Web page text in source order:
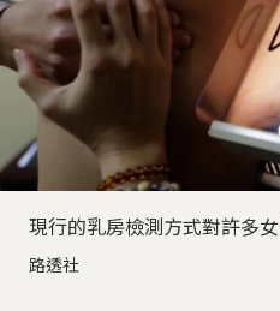
現行的乳房檢測方式對許多
路透社